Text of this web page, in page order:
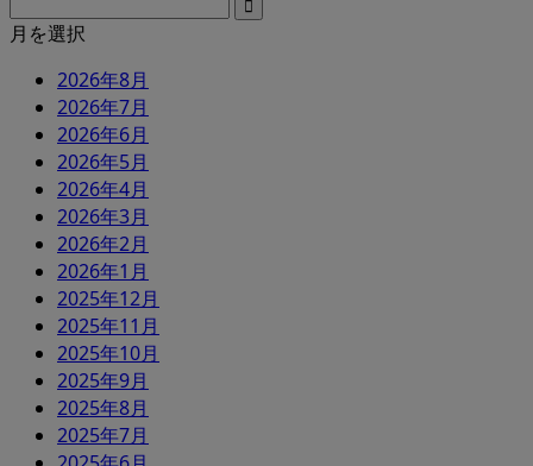
月を選択
2026年8月
2026年7月
2026年6月
2026年5月
2026年4月
2026年3月
2026年2月
2026年1月
2025年12月
2025年11月
2025年10月
2025年9月
2025年8月
2025年7月